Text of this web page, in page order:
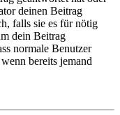
deinen Beitrag
falls sie es für nötig
dein Beitrag
normale Benutzer
bereits jemand